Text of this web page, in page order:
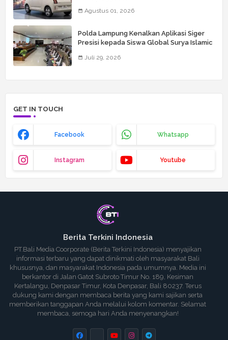
Agustus 01, 2026
Polda Lampung Kenalkan Aplikasi Siger
Presisi kepada Siswa Global Surya Islamic
Juli 29, 2026
GET IN TOUCH
Facebook Whatsapp
Instagram Youtube
Berita Terkini Indonesia
PT.Bali Media Coorporate (Berita Terkini Indonesia) menyajikan
informasi terbaru yang dapat dinikmati oleh masyarakat Bali
khususnya, dan masyarakat Indonesia pada umumnya. Media ini
berkantor di Jalan Gatot Subroto Timur No. 189, Kesiman
Kertalangu, Denpasar Timur, Kota Denpasar, Bali 80237. Terus
dukung kami dengan membaca berita yang kami sajikan serta
memberikan tanggapan Anda melalui kolom komentar. Selamat
membaca, semoga hari Anda menyenangkan!